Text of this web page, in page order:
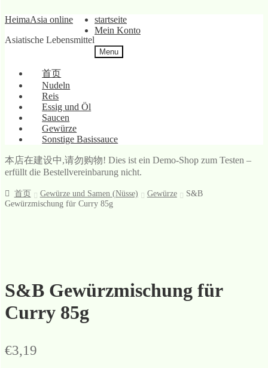
Skip
navigation
Skip
content
HeimaAsia online
Asiatische Lebensmittel
startseite
Mein Konto
Menu
首页
Nudeln
Reis
Essig und Öl
Saucen
Gewürze
Sonstige Basissauce
本店在建设中,请勿购物! Dies ist ein Demo-Shop zum Testen –
erfüllt die Bestellvereinbarung nicht.
首页 Gewürze und Samen (Nüsse) Gewürze
S&B
Gewürzmischung für Curry 85g
S&B Gewürzmischung für
Curry 85g
€3,19